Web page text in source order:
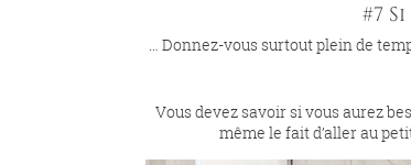
#7
… Donnez-vous surtout plein de
Vous devez savoir si vous aurez
même le fait d’aller au